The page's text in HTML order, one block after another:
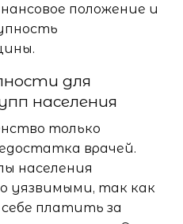
положение и
для
населения
только
врачей.
населения
уязвимыми, так как
платить за